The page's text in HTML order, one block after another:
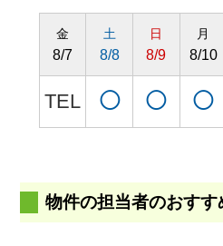
金
8/7
TEL
土
8/8
◯
日
8/9
◯
月
8/10
◯
物件の担当者のおすす